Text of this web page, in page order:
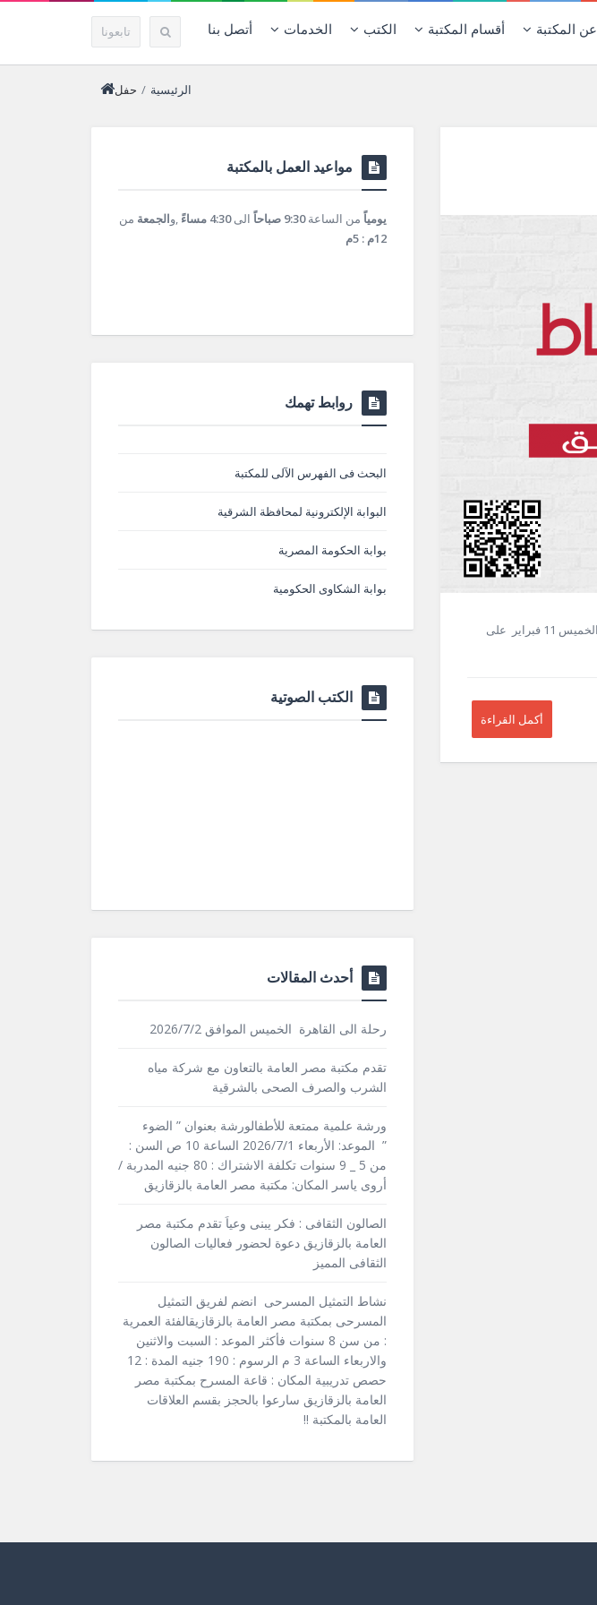
تابعونا عن المكتبة أقسام المكتبة الكتب الخدمات أتصل بنا
الرئيسية / حفل
حفل ختام النشاط لنصف العام الدراسي 2016 يقام حفل ختام فعاليات أنشطة نصف العام الدراسى يوم الخميس 11 فبراير على
مواعيد العمل بالمكتبة
يومياً من الساعة9:30 صباحاً الى4:30 مساءً ,والجمعة من
12م : 5م
روابط تهمك
البحث فى الفهرس الآلى للمكتبة
البوابة الإلكترونية لمحافظة الشرقية
بوابة الحكومة المصرية
بوابة الشكاوى الحكومية
الكتب الصوتية
أحدث المقالات
رحلة الى القاهرة الخميس الموافق 2026/7/2
تقدم مكتبة مصر العامة بالتعاون مع شركة مياه
الشرب والصرف الصحى بالشرقية
ورشة علمية ممتعة للأطفالورشة بعنوان ” الضوء
” الموعد: الأربعاء 2026/7/1 الساعة 10 ص السن :
من 5 _ 9 سنوات تكلفة الاشتراك : 80 جنيه المدربة /
أروى ياسر المكان: مكتبة مصر العامة بالزقازيق
الصالون الثقافى : فكر يبنى وعياَ تقدم مكتبة مصر
العامة بالزقازيق دعوة لحضور فعاليات الصالون
الثقافى المميز
نشاط التمثيل المسرحى انضم لفريق التمثيل
المسرحى بمكتبة مصر العامة بالزقازيقالفئة العمرية
: من سن 8 سنوات فأكثر الموعد : السبت والاثنين
والاربعاء الساعة 3 م الرسوم : 190 جنيه المدة : 12
حصص تدريبية المكان : قاعة المسرح بمكتبة مصر
العامة بالزقازيق سارعوا بالحجز بقسم العلاقات
العامة بالمكتبة !!